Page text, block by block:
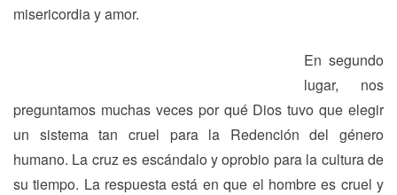
misericordia y amor.
En segundo
lugar, nos
preguntamos muchas veces por qué Dios tuvo que elegir
un sistema tan cruel para la Redención del género
humano. La cruz es escándalo y oprobio para la cultura de
su tiempo. La respuesta está en que el hombre es cruel y